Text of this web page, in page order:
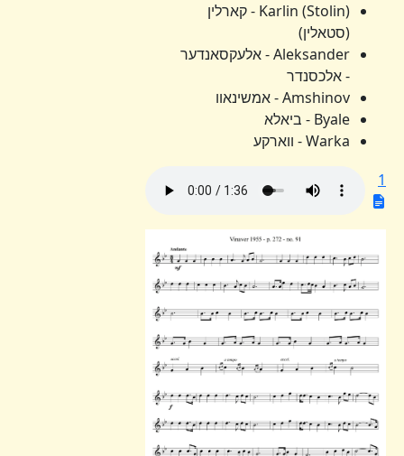
Karlin (Stolin) - קארלין
(סטאלין)
Aleksander - אלעקסאנדער
- אלכסנדר
Amshinov - אמשינאוו
Byale - ביאלא
Warka - ווארקע